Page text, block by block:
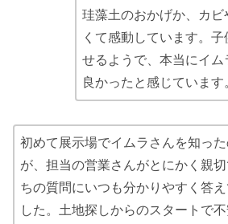
珪藻土のおかげか、カ
くて感動しています。
せるようで、本当にイム
良かったと感じています
初めて展示場でイムラさんを知っ
が、担当の営業さんがとにかく親
ちの質問にいつも分かりやすく答え
した。土地探しからのスタートで